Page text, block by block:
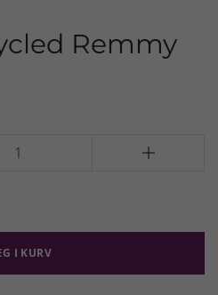
Remmy

I KURV